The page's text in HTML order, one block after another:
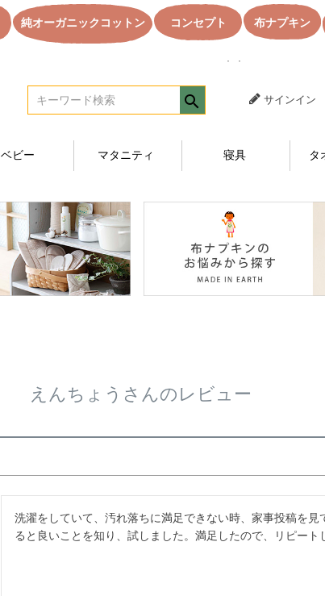
純オーガニックコットン コンセプト 布ナプキン
サインイン
ベビー マタニティ 寝具 タ
えんちょうさんのレビュー
洗濯をしていて、汚れ落ちに満足できない時、家事投稿を
ると良いことを知り、試しました。満足したので、リピート